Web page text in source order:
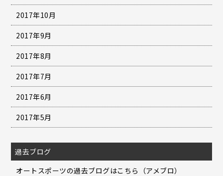
2017年10月
2017年9月
2017年8月
2017年7月
2017年6月
2017年5月
過去ブログ
オートスポーツの過去ブログはこちら（アメブロ）